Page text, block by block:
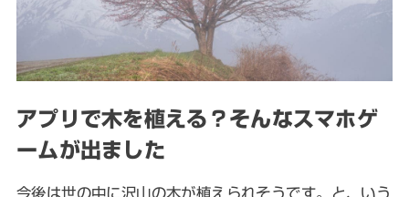
アプリで木を植える？そんなスマホゲ
ームが出ました
今後は世の中に沢山の木が植えられそうです。と、いう